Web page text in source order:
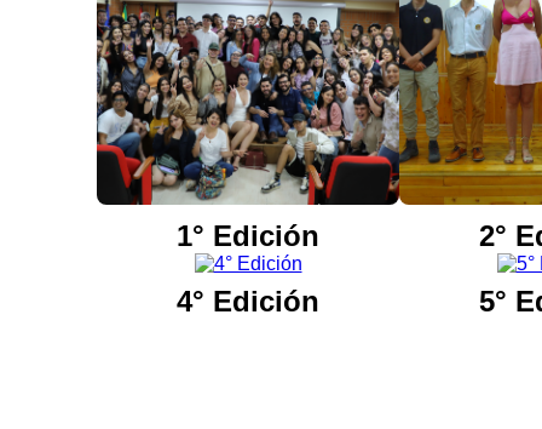
1° Edición
2°
4° Edición
5°